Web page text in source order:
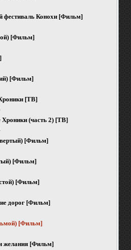
фестиваль Конохи [Фильм]
[Фильм]
[Фильм]
[ТВ]
(часть 2) [ТВ]
[Фильм]
[Фильм]
[Фильм]
дорог [Фильм]
[Фильм]
желания [Фильм]